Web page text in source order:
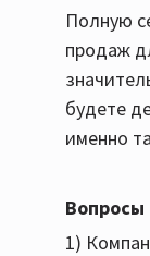
Полную
продаж
будете
именно
Вопросы
1)